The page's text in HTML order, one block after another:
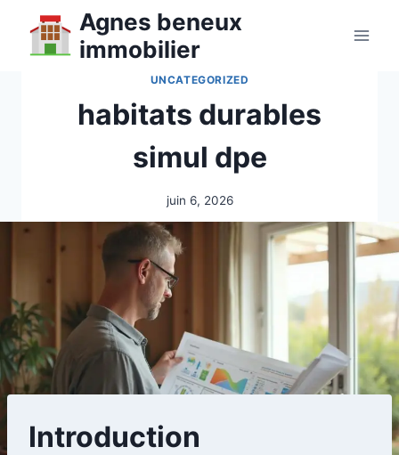
contenu
Agnes beneux
immobilier
UNCATEGORIZED
habitats durables
simul dpe
juin 6, 2026
Introduction